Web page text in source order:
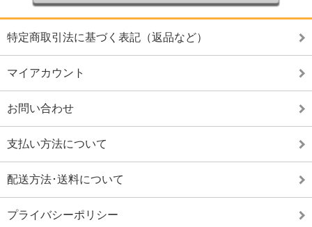
特定商取引法に基づく表記（返品など）
マイアカウント
お問い合わせ
支払い方法について
配送方法･送料について
プライバシーポリシー